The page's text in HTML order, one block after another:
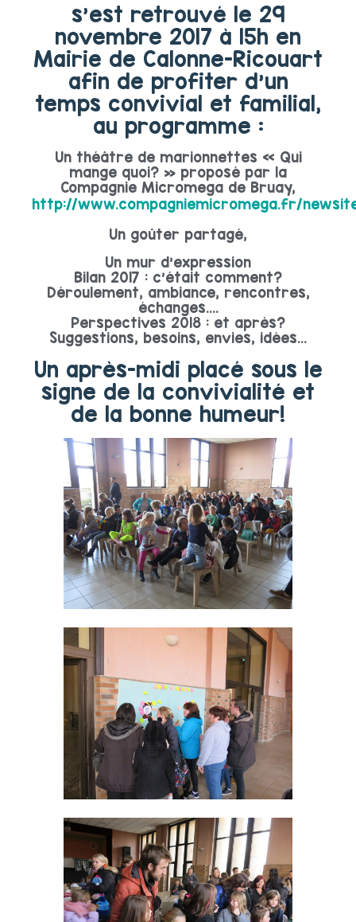
s’est retrouvé le 29
novembre 2017 à 15h en
Mairie de Calonne-Ricouart
afin de profiter d’un
temps convivial et familial,
au programme :
Un théâtre de marionnettes « Qui
mange quoi? » proposé par la
Compagnie Micromega de Bruay,
http://www.compagniemicromega.fr/
Un goûter partagé,
Un mur d’expression
Bilan 2017 : c’était comment?
Déroulement, ambiance, rencontres,
échanges….
Perspectives 2018 : et après?
Suggestions, besoins, envies, idées…
Un après-midi placé sous le
signe de la convivialité et
de la bonne humeur!